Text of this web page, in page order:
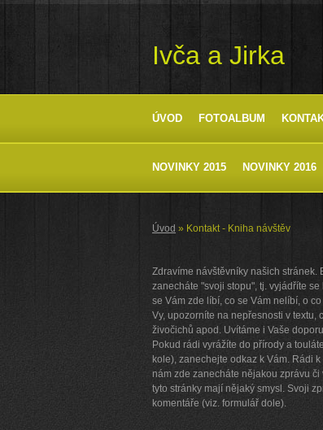
Ivča a Jirka
ÚVOD FOTOALBUM
NOVINKY 2015 NOVINKY 2016
Úvod » Kontakt - Kniha návštěv
Zdravíme návštěvníky našich stránek.
zanecháte "svoji stopu", tj. vyjádříte
se Vám zde líbí, co se Vám nelíbí, o
Vy, upozorníte na nepřesnosti v textu,
živočichů apod. Uvítáme i Vaše
Pokud rádi vyrážíte do přírody a
kole), zanechejte odkaz k Vám. Rádi
nám zde zanecháte nějakou zprávu
tyto stránky mají nějaký smysl. Svoji
komentáře (viz. formulář